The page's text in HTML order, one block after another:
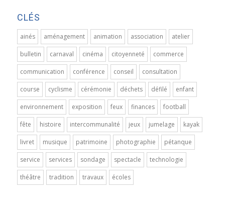
CLÉS
ainés aménagement animation association atelier
bulletin carnaval cinéma citoyenneté commerce
communication conférence conseil consultation
course cyclisme cérémonie déchets défilé enfant
environnement exposition feux finances football
fête histoire intercommunalité jeux jumelage kayak
livret musique patrimoine photographie pétanque
service services sondage spectacle technologie
théâtre tradition travaux écoles